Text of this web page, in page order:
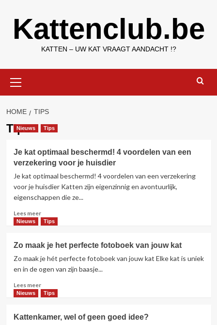
inhoudKattenclub.be
KATTEN – UW KAT VRAAGT AANDACHT !?
menu
HOME TIPS
Tips
Nieuws Tips
Je kat optimaal beschermd! 4 voordelen van een
verzekering voor je huisdier
Je kat optimaal beschermd! 4 voordelen van een verzekering
voor je huisdier Katten zijn eigenzinnig en avontuurlijk,
eigenschappen die ze...
Lees meerLees
meer
kat
optimaal
beschermd!
voordelen
van
Nieuws Tips
Zo maak je het perfecte fotoboek van jouw kat
Zo maak je hét perfecte fotoboek van jouw kat Elke kat is uniek
en in de ogen van zijn baasje...
Lees meerLees
meer
maak
Nieuws Tips
Kattenkamer, wel of geen goed idee?